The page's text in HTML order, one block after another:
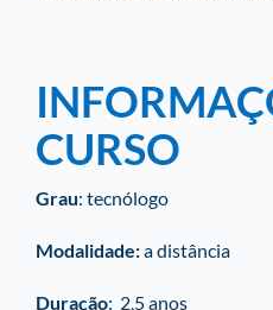
CURSO
Grau: tecnólogo
Modalidade:a distância
Duração: 2,5 anos